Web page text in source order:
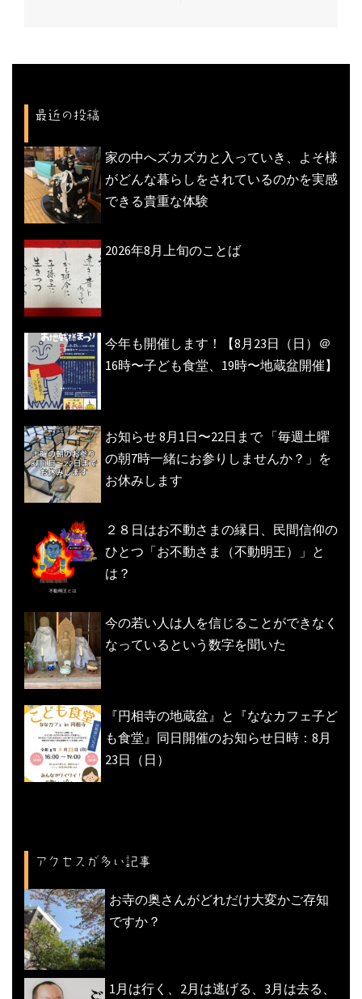
シ
ョ
ン
最近の投稿
家の中へズカズカと入っていき、よそ様
がどんな暮らしをされているのかを実感
できる貴重な体験
2026年8月上旬のことば
今年も開催します！【8月23日（日）＠
16時〜子ども食堂、19時〜地蔵盆開催】
お知らせ 8月1日〜22日まで 「毎週土曜
の朝7時一緒にお参りしませんか？」を
お休みします
２８日はお不動さまの縁日、民間信仰の
ひとつ「お不動さま（不動明王）」と
は？
今の若い人は人を信じることができなく
なっているという数字を聞いた
『円相寺の地蔵盆』と『ななカフェ子ど
も食堂』同日開催のお知らせ日時：8月
23日（日）
アクセスが多い記事
お寺の奥さんがどれだけ大変かご存知
ですか？
1月は行く、2月は逃げる、3月は去る、